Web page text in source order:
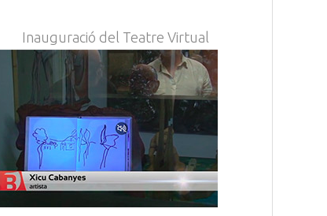
Inauguració del Teatre Virtual